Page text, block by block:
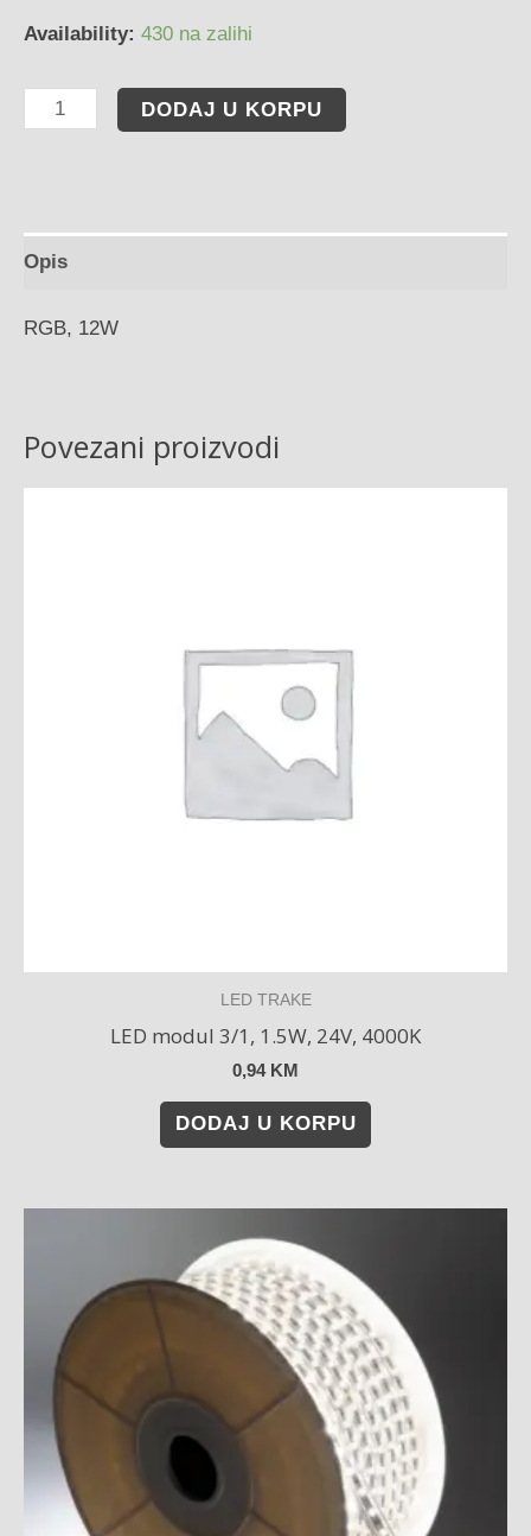
Availability: 430 na zalihi
DODAJ U KORPU
Opis
RGB, 12W
Povezani proizvodi
LED TRAKE
LED modul 3/1, 1.5W, 24V, 4000K
0,94 KM
DODAJ U KORPU